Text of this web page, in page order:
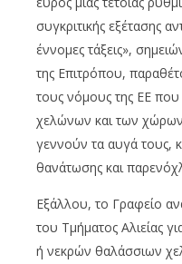
συγκριτικής εξέτασης
έννομες τάξεις»,
της Επιτρόπου,
τους νόμους της ΕΕ που
χελώνων και των
γεννούν τα αυγά τους,
θανάτωσης και
Εξάλλου, το Γραφείο
του Τμήματος Αλιείας
ή νεκρών θαλάσσιων